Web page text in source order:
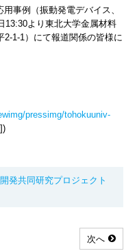
事例（振動発電デバイス、
13:30より東北大学金属材料
1-1）にて報道関係の皆様に
pressimg/tohokuuniv-
発共同研究プロジェクト
次へ